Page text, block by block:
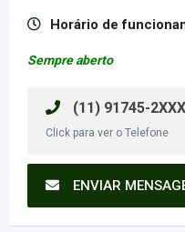
Horário de
Sempre aberto
(11) 91745-2XXX
Click para ver o Telefone
ENVIAR